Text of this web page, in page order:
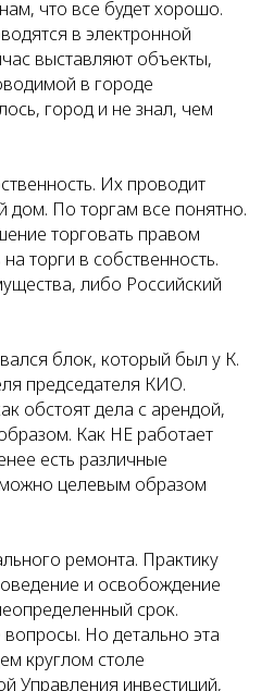
что все будет хорошо.
в электронной
выставляют объекты,
в городе
город и не знал, чем
Их проводит
дом. По торгам все понятно.
торговать правом
торги в собственность.
либо Российский
блок, который был у К.
председателя КИО.
обстоят дела с арендой,
Как НЕ работает
есть различные
целевым образом
ремонта. Практику
и освобождение
срок.
Но детально эта
круглом столе
Управления инвестиций,